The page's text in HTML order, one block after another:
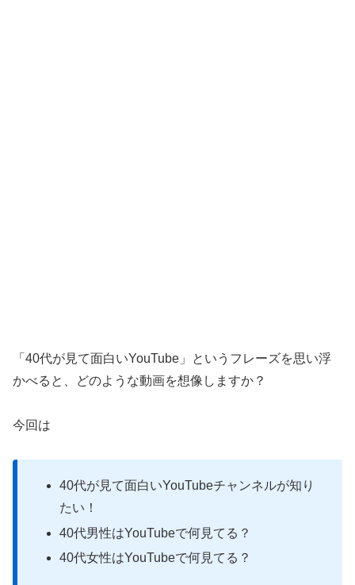
「40代が見て面白いYouTube」というフレーズを思い浮
かべると、どのような動画を想像しますか？
今回は
40代が見て面白いYouTubeチャンネルが知り
たい！
40代男性はYouTubeで何見てる？
40代女性はYouTubeで何見てる？